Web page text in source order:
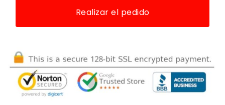
Realizar el pedido